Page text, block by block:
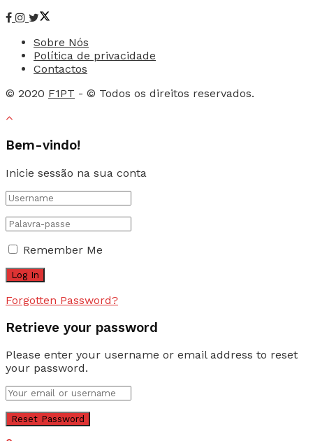
Sobre Nós
Política de privacidade
Contactos
© 2020 F1PT - © Todos os direitos reservados.
Bem-vindo!
Inicie sessão na sua conta
Remember Me
Forgotten Password?
Retrieve your password
Please enter your username or email address to reset
your password.